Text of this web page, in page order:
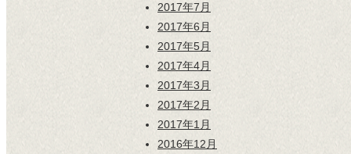
2017年7月
2017年6月
2017年5月
2017年4月
2017年3月
2017年2月
2017年1月
2016年12月